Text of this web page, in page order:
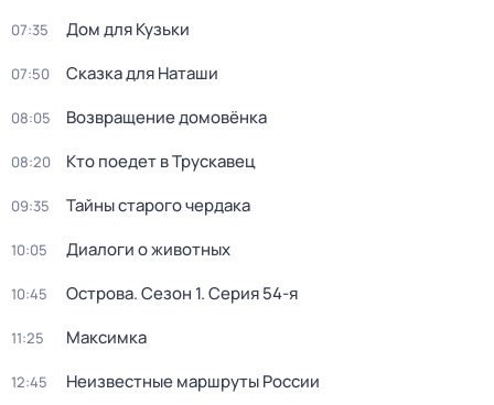
07:35 Дом для Кузьки
07:50 Сказка для Наташи
08:05 Возвращение домовёнка
08:20 Кто поедет в Трускавец
09:35 Тайны старого чердака
10:05 Диалоги о животных
10:45 Острова. Сезон 1. Серия 54-я
11:25 Максимка
12:45 Неизвестные маршруты России